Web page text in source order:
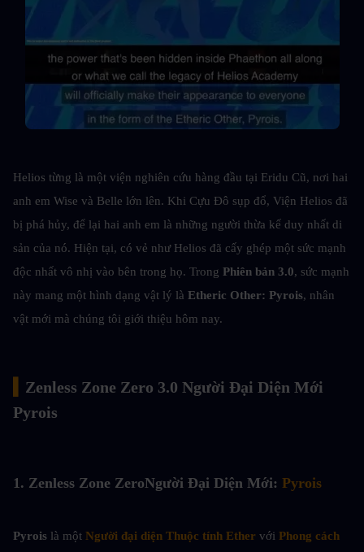
Helios từng là một viện nghiên cứu hàng đầu tại Eridu Cũ, nơi hai
anh em Wise và Belle lớn lên. Khi Cựu Đô sụp đổ, Viện Helios đã
bị phá hủy, để lại hai anh em là những người thừa kế duy nhất di
sản của nó. Hiện tại, có vẻ như Helios đã cấy ghép một sức mạnh
độc nhất vô nhị vào bên trong họ. Trong Phiên bản 3.0, sức mạnh
này mang một hình dạng vật lý là Etheric Other: Pyrois, nhân
vật mới mà chúng tôi giới thiệu hôm nay.
Zenless Zone Zero 3.0 Người Đại Diện Mới
Pyrois
1. Zenless Zone ZeroNgười Đại Diện Mới: Pyrois
Pyrois là một Người đại diện Thuộc tính Ether với Phong cách